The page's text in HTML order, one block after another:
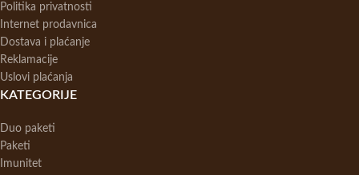
Politika privatnosti
Internet prodavnica
Dostava i plaćanje
Reklamacije
Uslovi plaćanja
KATEGORIJE
Duo paketi
Paketi
Imunitet